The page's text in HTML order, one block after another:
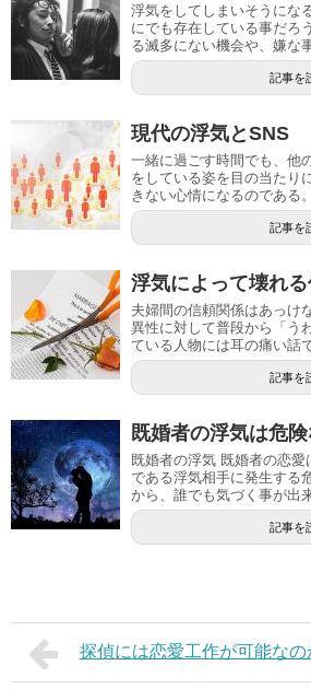
浮気をしてしまいそうにな
にでも存在している事だろ
る滅多にない機会や、嫌な
記事を
現代の浮気とSNS
一緒に過ごす時間でも、他
をしている姿を目の当たり
きない心情になるのである。
記事を
浮気によって壊れ
夫婦間の信頼関係はあっけ
異性に対して普段から「う
ている人物には耳の痛い話
記事を
既婚者の浮気は危
既婚者の浮気 既婚者の恋
である浮気相手に発生する
から、誰でも気づく事が出
記事を
探偵には恋愛工作が可能なの